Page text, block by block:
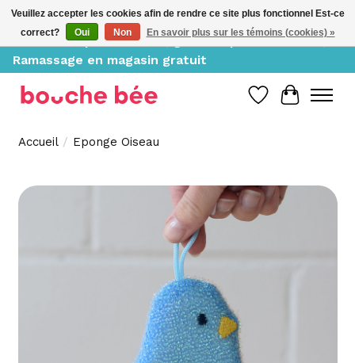
Livraison à partir de 10$, gratuite pour 150$ et +;
Ramassage en magasin gratuit
Liste de
Panier
Accueil / Eponge Oiseau
Product image slideshow Items
Veuillez accepter les cookies afin de rendre ce site plus fonctionnel Est-ce
correct?
Oui Non En savoir plus sur les témoins (cookies) »